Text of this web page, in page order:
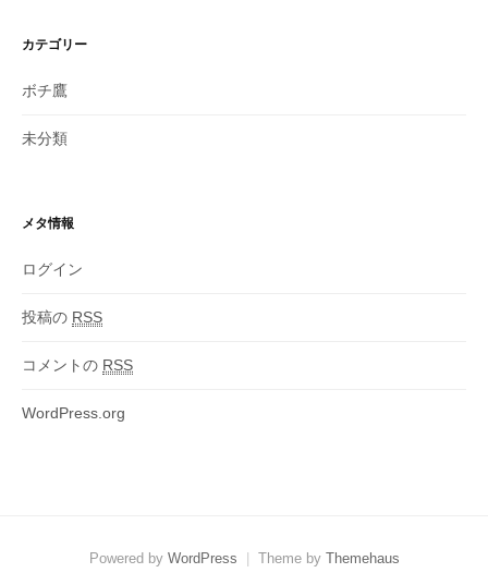
カテゴリー
ボチ鷹
未分類
メタ情報
ログイン
投稿の RSS
コメントの RSS
WordPress.org
Powered by WordPress Theme by Themehaus